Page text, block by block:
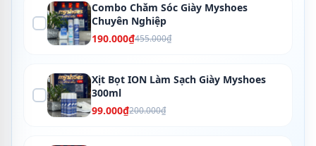
Combo Chăm Sóc Giày Myshoes
Chuyên Nghiệp
190.000₫455.000₫
Xịt Bọt ION Làm Sạch Giày Myshoes
300ml
99.000₫200.000₫